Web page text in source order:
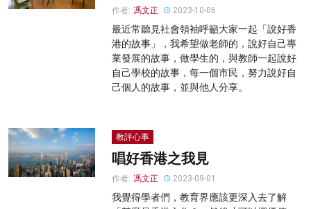
作者: 馮文正 2023-10-06
最近常聽見社會領袖呼籲大家一起「說好香
港的故事」，我希望做老師的，說好自己專
業發展的故事，做學生的，與教師一起說好
自己學校的故事，每一個市民，努力說好自
己個人的故事，並與他人分享。
教評心事
唱好香港之我見
作者: 馮文正 2023-09-01
我覺得學者們，教育界應該更深入去了解